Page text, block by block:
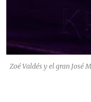
Zoé Valdés y el gran José